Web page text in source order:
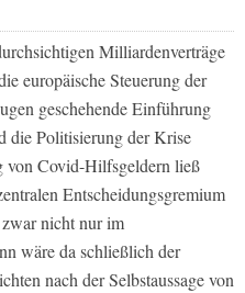
Milliardenverträge
europäische Steuerung der
geschehende Einführung
die Politisierung der Krise
von Covid-Hilfsgeldern ließ
Entscheidungsgremium
nicht nur im
wäre da schließlich der
nach der Selbstaussage von